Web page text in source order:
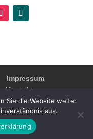
Impressum
Kontakt
FAQ
Rechte vorbehalten.
Sie die Website weiter
aus.